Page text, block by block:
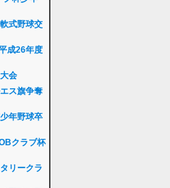
式野球交
成26年度
会
ス旗争奪
年野球卒
クラブ杯
リークラ